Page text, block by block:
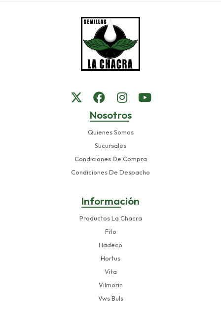
Nosotros
Quienes Somos
Sucursales
Condiciones De Compra
Condiciones De Despacho
Información
Productos La Chacra
Fito
Hadeco
Hortus
Vita
Vilmorin
Vws Buls